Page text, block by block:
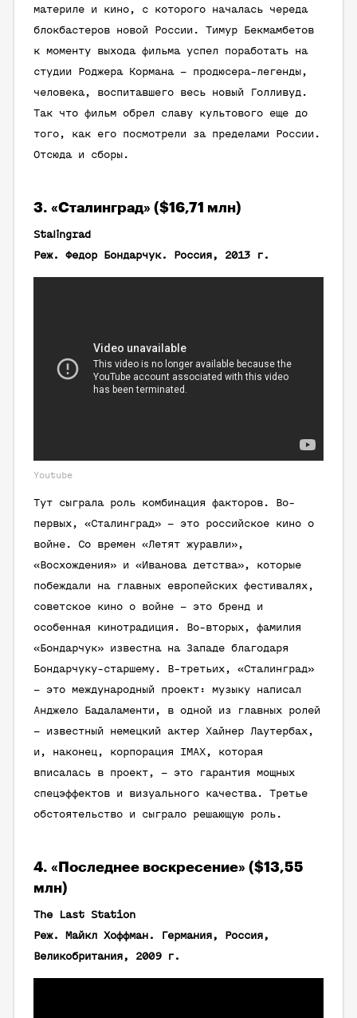
материле и кино, с которого началась череда
блокбастеров новой России. Тимур Бекмамбетов
к моменту выхода фильма успел поработать на
студии Роджера Кормана – продюсера-легенды,
человека, воспитавшего весь новый Голливуд.
Так что фильм обрел славу культового еще до
того, как его посмотрели за пределами России.
Отсюда и сборы.
3. «Сталинград» ($16,71 млн)
Stalingrad
Реж. Федор Бондарчук. Россия, 2013 г.
Youtube
Тут сыграла роль комбинация факторов. Во-
первых, «Сталинград» – это российское кино о
войне. Со времен «Летят журавли»,
«Восхождения» и «Иванова детства», которые
побеждали на главных европейских фестивалях,
советское кино о войне – это бренд и
особенная кинотрадиция. Во-вторых, фамилия
«Бондарчук» известна на Западе благодаря
Бондарчуку-старшему. В-третьих, «Сталинград»
– это международный проект: музыку написал
Анджело Бадаламенти, в одной из главных ролей
– известный немецкий актер Хайнер Лаутербах,
и, наконец, корпорация IMAX, которая
вписалась в проект, – это гарантия мощных
спецэффектов и визуального качества. Третье
обстоятельство и сыграло решающую роль.
4. «Последнее воскресение» ($13,55
млн)
The Last Station
Реж. Майкл Хоффман. Германия, Россия,
Великобритания, 2009 г.